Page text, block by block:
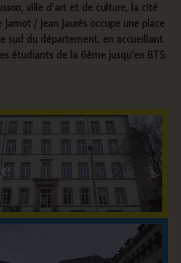
ville d’art et de culture, la cité
Jamot / Jean Jaurès occupe une place
sud du département, en accueillant
étudiants de la 6ème jusqu’en BTS.